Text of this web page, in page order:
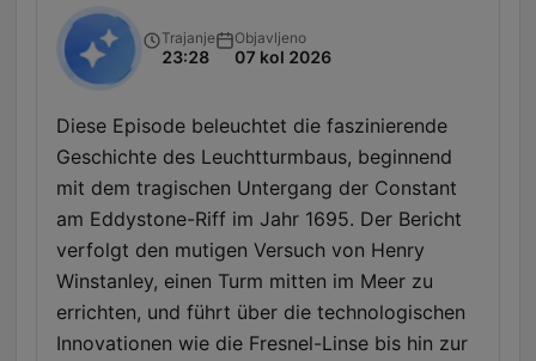
Trajanje
23:28
Objavljeno
07 kol 2026
Diese Episode beleuchtet die faszinierende
Geschichte des Leuchtturmbaus, beginnend
mit dem tragischen Untergang der Constant
am Eddystone-Riff im Jahr 1695. Der Bericht
verfolgt den mutigen Versuch von Henry
Winstanley, einen Turm mitten im Meer zu
errichten, und führt über die technologischen
Innovationen wie die Fresnel-Linse bis hin zur